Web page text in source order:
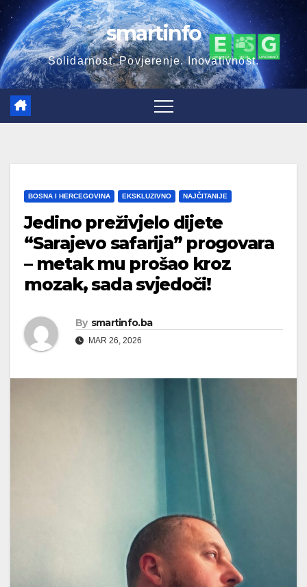
Skip
to
content
smartinfo
Solidarnost. Povjerenje. Inovativnost.
BOSNA I HERCEGOVINA EKSKLUZIVNO NAJČITANIJE
Jedino preživjelo dijete
“Sarajevo safarija” progovara
– metak mu prošao kroz
mozak, sada svjedoči!
By smartinfo.ba
MAR 26, 2026